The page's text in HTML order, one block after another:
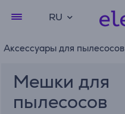
RU
Аксессуары для пылесосов
Мешки для
пылесосов